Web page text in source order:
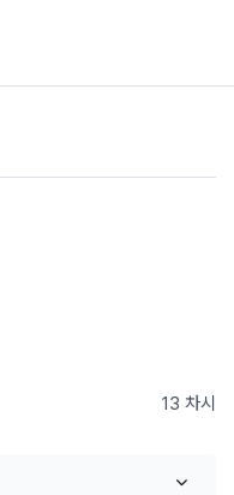
13 차시